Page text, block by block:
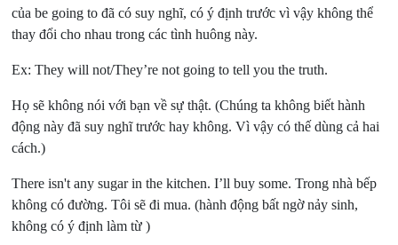
của be going to đã có suy nghĩ, có ý định trước vì vậy không thể
thay đổi cho nhau trong các tình huông này.
Ex: They will not/They’re not going to tell you the truth.
Họ sẽ không nói với bạn về sự thật. (Chúng ta không biết hành
động này đã suy nghĩ trước hay không. Vì vậy có thế dùng cả hai
cách.)
There isn't any sugar in the kitchen. I’ll buy some. Trong nhà bếp
không có đường. Tôi sẽ đi mua. (hành động bất ngờ nảy sinh,
không có ý định làm từ )